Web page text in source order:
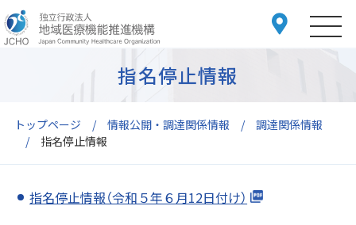
トップページ 情報公開・調達関係情報
調達関係情報
指名停止情報
指名停止情報
指名停止情報（令和５年６月12日付け）